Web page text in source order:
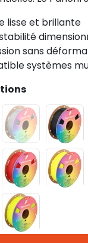
lisse et brillante
sans
systèmes